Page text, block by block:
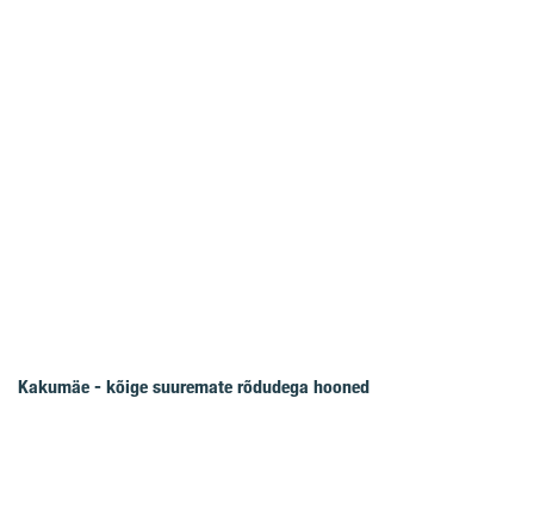
Kakumäe - kõige suuremate rõdudega hooned